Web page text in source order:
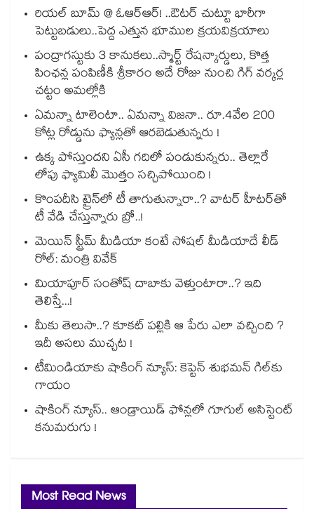
రియల్ బూమ్ @ ఓఆర్ఆర్! ..ఔటర్ చుట్టూ భారీగా
పెట్టుబడులు..పెద్ద ఎత్తున భూముల క్రయవిక్రయాలు
పంద్రాగస్టుకు 3 కానుకలు..స్మార్ట్ రేషన్కార్డులు, కొత్త
పింఛన్ల పంపిణీకి శ్రీకారం అదే రోజు నుంచి గిగ్ వర్కర్ల
చట్టం అమల్లోకి
ఏమన్నా టాలెంటా.. ఏమన్నా విజనా.. రూ.4వేల 200
కోట్ల రోడ్డును ఫ్యాన్లతో ఆరబెడుతున్నరు !
ఉక్క పోస్తుందని ఏసీ గదిలో పండుకున్నరు.. తెల్లారే
లోపు ఫ్యామిలీ మొత్తం సచ్చిపోయింది !
కొంపదీసి ట్రైన్⁬లో టీ తాగుతున్నారా..? వాటర్ హీటర్⁭⁭తో
టీ వేడి చేస్తున్నారు బ్రో..!
మెయిన్ స్ట్రీమ్ మీడియా కంటే సోషల్ మీడియాదే లీడ్
రోల్: మంత్రి వివేక్
మియాపూర్ సంతోష్ దాబాకు వెళ్తుంటారా..? ఇది
తెలిస్తే...!
మీకు తెలుసా..? కూకట్ పల్లికి ఆ పేరు ఎలా వచ్చింది ?
ఇదీ అసలు ముచ్చట !
టీమిండియాకు షాకింగ్ న్యూస్: కెప్టెన్ శుభమన్ గిల్‎కు
గాయం
షాకింగ్ న్యూస్.. ఆండ్రాయిడ్ ఫోన్లలో గూగుల్ అసిస్టెంట్
కనుమరుగు !
Most Read News